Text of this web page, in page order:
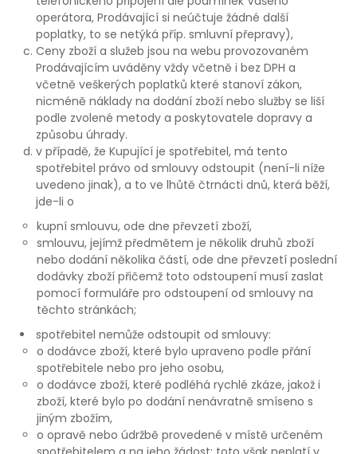
operátora, Prodávající si neúčtuje žádné další
poplatky, to se netýká příp. smluvní přepravy),
Ceny zboží a služeb jsou na webu provozovaném
Prodávajícím uváděny vždy včetně i bez DPH a
včetně veškerých poplatků které stanoví zákon,
nicméně náklady na dodání zboží nebo služby se liší
podle zvolené metody a poskytovatele dopravy a
způsobu úhrady.
v případě, že Kupující je spotřebitel, má tento
spotřebitel právo od smlouvy odstoupit (není-li níže
uvedeno jinak), a to ve lhůtě čtrnácti dnů, která běží,
jde-li o
kupní smlouvu, ode dne převzetí zboží,
smlouvu, jejímž předmětem je několik druhů zboží
nebo dodání několika částí, ode dne převzetí poslední
dodávky zboží přičemž toto odstoupení musí zaslat
pomocí formuláře pro odstoupení od smlouvy na
těchto stránkách;
spotřebitel nemůže odstoupit od smlouvy:
o dodávce zboží, které bylo upraveno podle přání
spotřebitele nebo pro jeho osobu,
o dodávce zboží, které podléhá rychlé zkáze, jakož i
zboží, které bylo po dodání nenávratně smíseno s
jiným zbožím,
o opravě nebo údržbě provedené v místě určeném